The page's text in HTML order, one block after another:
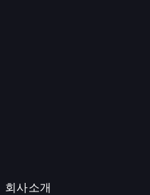
회사소개